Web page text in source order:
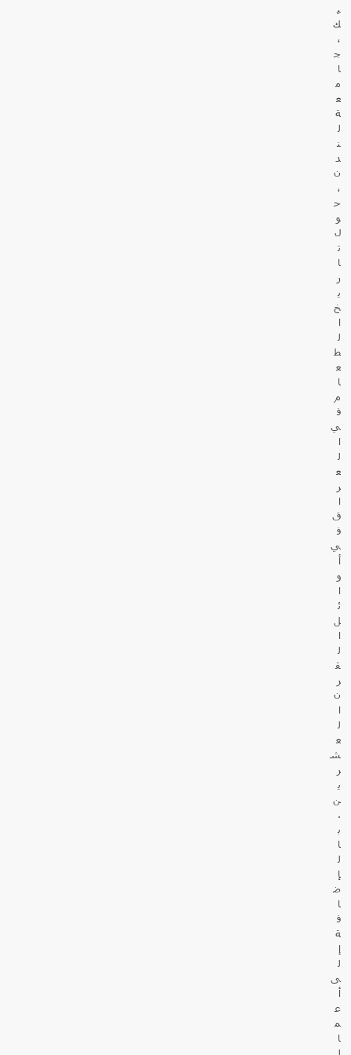
ي
ك
،
ج
ا
م
ع
ة
ل
ن
د
ن
،
ح
و
ل
ت
ا
ر
ي
خ
ا
ل
ط
ع
ا
م
ف
ي
ا
ل
ع
ر
ا
ق
ف
ي
أ
و
ا
ئ
ل
ا
ل
ق
ر
ن
ا
ل
ع
ش
ر
ي
ن
.
ب
ا
ل
إ
ض
ا
ف
ة
إ
ل
ى
أ
ع
م
ا